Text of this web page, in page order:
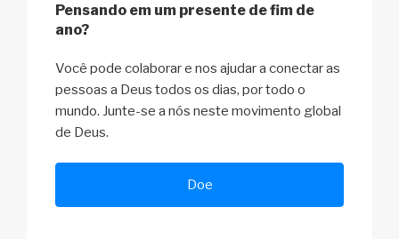
Pensando em um presente de fim de
ano?
Você pode colaborar e nos ajudar a conectar as
pessoas a Deus todos os dias, por todo o
mundo. Junte-se a nós neste movimento global
de Deus.
Doe